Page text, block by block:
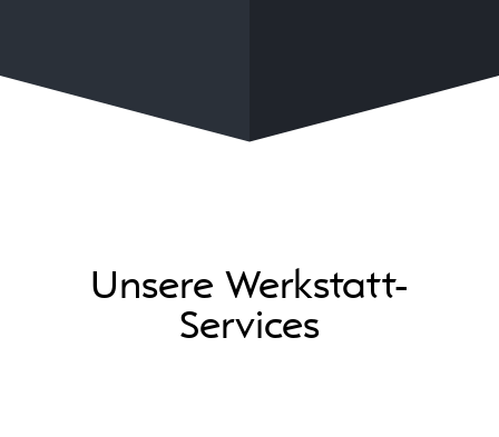
Unsere Werkstatt-
Services